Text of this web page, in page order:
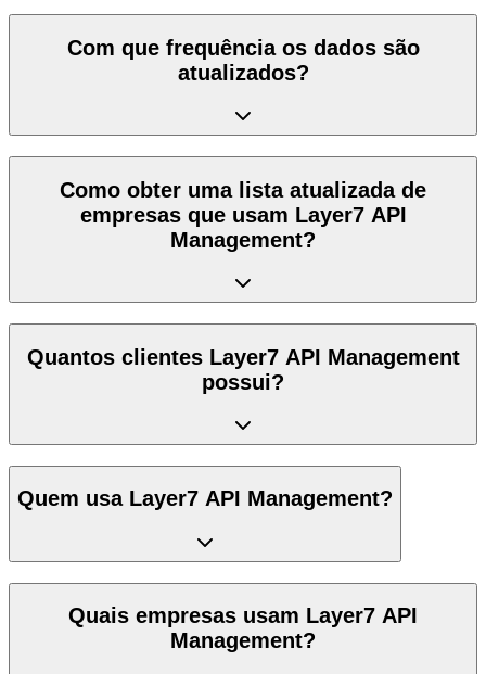
Com que frequência os dados são
atualizados?
Como obter uma lista atualizada de
empresas que usam Layer7 API
Management?
Quantos clientes Layer7 API Management
possui?
Quem usa Layer7 API Management?
Quais empresas usam Layer7 API
Management?